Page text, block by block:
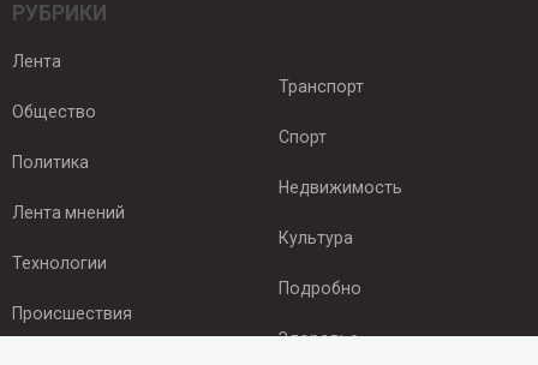
РУБРИКИ
Лента
Общество
Политика
Лента мнений
Технологии
Происшествия
Транспорт
Спорт
Недвижимость
Культура
Подробно
Здоровье